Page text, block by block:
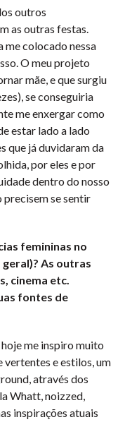
outros
as outras festas.
me colocado nessa
O meu projeto
mãe, e que surgiu
se conseguiria
me enxergar como
estar lado a lado
que já duvidaram da
por eles e por
dentro do nosso
precisem se sentir
femininas no
As outras
cinema etc.
fontes de
me inspiro muito
e estilos, um
através dos
Whatt, noizzed,
inspirações atuais